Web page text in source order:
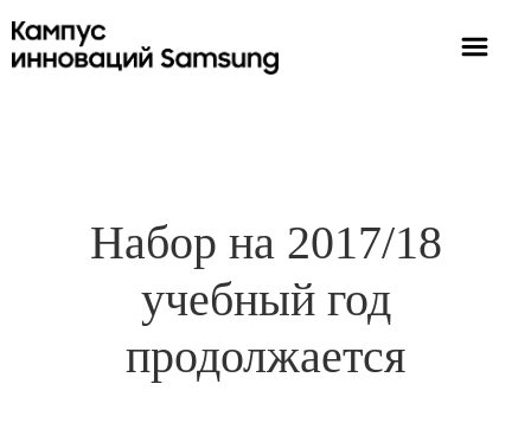
Набор на 2017/18
учебный год
продолжается